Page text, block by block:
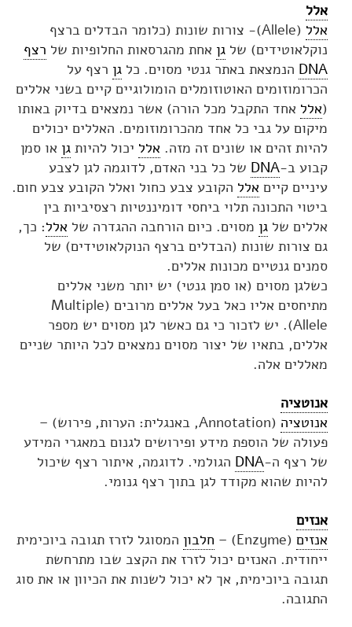
אלל
אלל
(Allele)- צורות שונות (כלומר הבדלים ברצף
נוקלאוטידים) של גן אחת מהגרסאות החלופיות של רצף
DNA הנמצאת באתר גנטי מסוים. כל גן רצף על
הכרומוזומים האוטוזומלים הומולוגיים קיים בשני אללים
(אלל אחד התקבל מכל הורה) אשר נמצאים בדיוק באותו
מיקום על גבי כל אחד מהכרומוזומים. האללים יכולים
להיות זהים או שונים זה מזה. אלל יכול להיות גן או סמן
קבוע ב-DNA של כל בני האדם, לדוגמה לגן לצבע
עיניים קיים אלל הקובע צבע כחול ואלל הקובע צבע חום.
ביטוי התכונה תלוי ביחסי דומיננטיות רצסיביות בין
אללים של גן מסוים. כיום הורחבה ההגדרה של אלל: כך,
גם צורות שונות (הבדלים ברצף הנוקלאוטידים) של
סמנים גנטיים מכונות אללים.
כשלגן מסוים (או סמן גנטי) יש יותר משני אללים
מתיחסים אליו כאל בעל אללים מרובים (Multiple
Allele). יש לזכור כי גם כאשר לגן מסוים יש מספר
אללים, בתאיו של יצור מסוים נמצאים לכל היותר שניים
מאללים אלה.
אנוטציה
אנוטציה
(Annotation, באנגלית: הערות, פירוש) –
פעולה של הוספת מידע ופירושים לגנום במאגרי המידע
של רצף ה-DNA הגולמי. לדוגמה, איתור רצף שיכול
להיות שהוא מקודד לגן בתוך רצף גנומי.
אנזים
אנזים (Enzyme) – חלבון המסוגל לזרז תגובה ביוכימית
ייחודית. האנזים יכול לזרז את הקצב שבו מתרחשת
תגובה ביוכימית, אך לא יכול לשנות את הכיוון או את סוג
התגובה.